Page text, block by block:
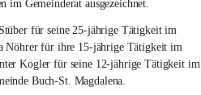
im Gemeinderat ausgezeichnet.
für seine 25-jährige Tätigkeit im
Nöhrer für ihre 15-jährige Tätigkeit im
Kogler für seine 12-jährige Tätigkeit im
Buch-St. Magdalena.